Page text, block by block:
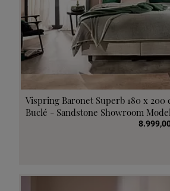
Vispring Baronet Superb 180 x 200
Buclé - Sandstone Showroom